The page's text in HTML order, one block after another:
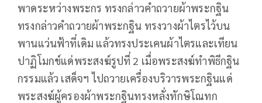
พาดระหว่างพระกร ทรงกล่าวคำถวายผ้าพระกฐิน
ทรงกล่าวคำถวายผ้าพระกฐิน ทรงวางผ้าไตรไว้บน
พานแว่นฟ้าที่เดิม แล้วทรงประเคนผ้าไตรและเทียน
ปาฏิโมกข์แด่พระสงฆ์รูปที่ 2 เมื่อพระสงฆ์ทำพิธีกฐิน
กรรมแล้ว เสด็จฯ ไปถวายเครื่องบริวารพระกฐินแด่
พระสงฆ์ผู้ครองผ้าพระกฐินทรงหลั่งทักษิโณทก